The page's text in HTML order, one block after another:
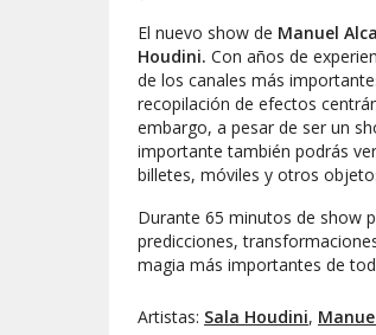
El nuevo show de Manuel
Houdini. Con años de
de los canales más
recopilación de efectos
embargo, a pesar de ser un
importante también podrás
billetes, móviles y otros
Durante 65 minutos de show
predicciones,
magia más importantes de
Artistas: Sala Houdini,